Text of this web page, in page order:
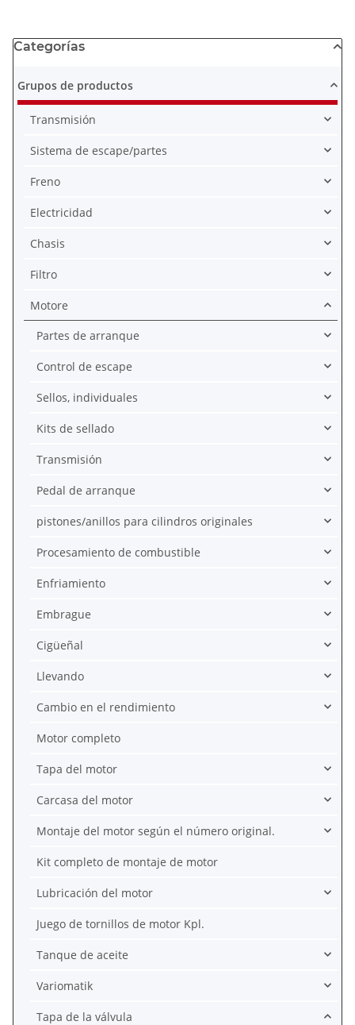
Categorías
Grupos de productos
Transmisión
Sistema de escape/partes
Freno
Electricidad
Chasis
Filtro
Motore
Partes de arranque
Control de escape
Sellos, individuales
Kits de sellado
Transmisión
Pedal de arranque
pistones/anillos para cilindros originales
Procesamiento de combustible
Enfriamiento
Embrague
Cigüeñal
Llevando
Cambio en el rendimiento
Motor completo
Tapa del motor
Carcasa del motor
Montaje del motor según el número original.
Kit completo de montaje de motor
Lubricación del motor
Juego de tornillos de motor Kpl.
Tanque de aceite
Variomatik
Tapa de la válvula